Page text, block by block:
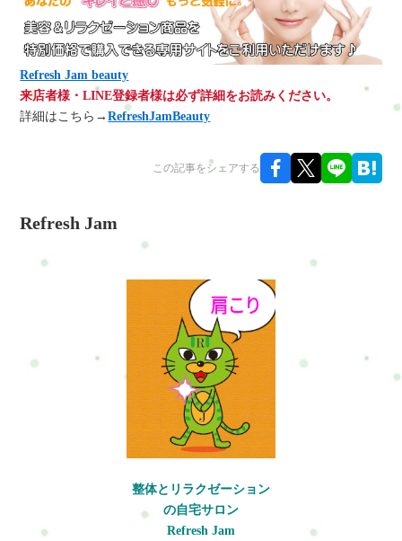
Refresh Jam beauty
来店者様・LINE登録者様は必ず詳細をお読みください。
詳細はこちら→RefreshJamBeauty
この記事をシェアする
Refresh Jam
整体とリラクゼーション
の自宅サロン
Refresh Jam